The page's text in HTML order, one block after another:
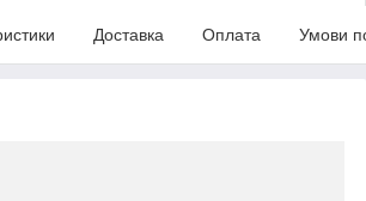
Доставка Оплата Умови